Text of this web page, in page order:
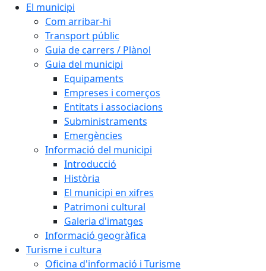
El municipi
Com arribar-hi
Transport públic
Guia de carrers / Plànol
Guia del municipi
Equipaments
Empreses i comerços
Entitats i associacions
Subministraments
Emergències
Informació del municipi
Introducció
Història
El municipi en xifres
Patrimoni cultural
Galeria d'imatges
Informació geogràfica
Turisme i cultura
Oficina d'informació i Turisme